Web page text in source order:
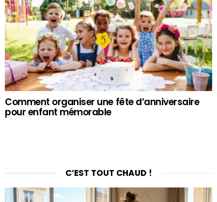
Comment organiser une fête d’anniversaire
pour enfant mémorable
C’EST TOUT CHAUD !